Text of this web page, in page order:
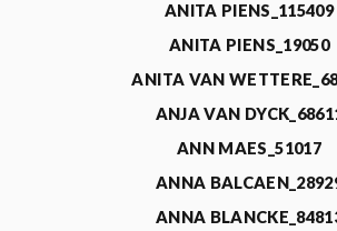
ANITA PIENS_115409
ANITA PIENS_19050
ANITA VAN
ANJA VAN
ANN MAES_51017
ANNA
ANNA